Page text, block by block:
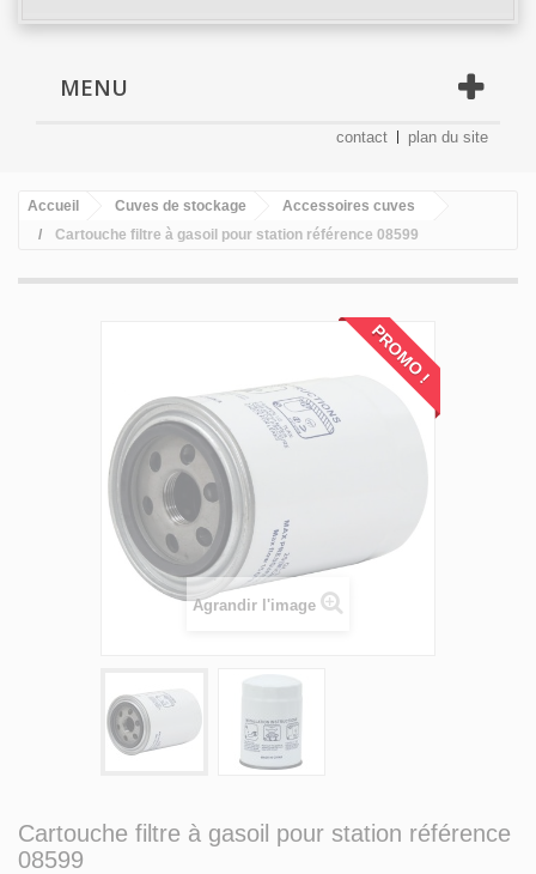
MENU
contact plan du site
Accueil Cuves de stockage
Accessoires cuves
Cartouche filtre à gasoil pour station référence 08599
PROMO !
Agrandir l'image
Cartouche filtre à gasoil pour station référence
08599